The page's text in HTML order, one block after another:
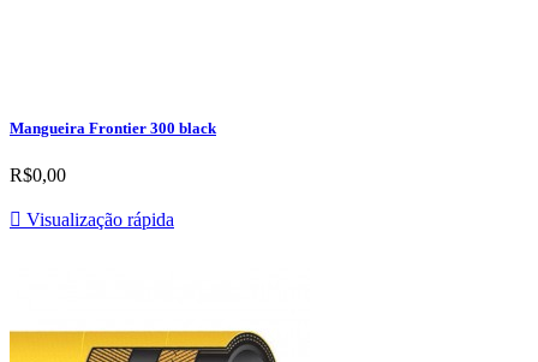
Mangueira Frontier 300 black
R$0,00
 Visualização rápida